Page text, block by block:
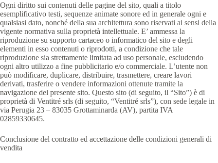
Ogni diritto sui contenuti delle pagine del sito, quali a titolo
esemplificativo testi, sequenze animate sonore ed in generale ogni e
qualsiasi dato, nonché della sua architettura sono riservati ai sensi della
vigente normativa sulla proprietà intellettuale. E’ ammessa la
riproduzione su supporto cartaceo o informatico del sito e degli
elementi in esso contenuti o riprodotti, a condizione che tale
riproduzione sia strettamente limitata ad uso personale, escludendo
ogni altro utilizzo a fine pubblicitario e/o commerciale. L’utente non
può modificare, duplicare, distribuire, trasmettere, creare lavori
derivati, trasferire o vendere informazioni ottenute tramite la
navigazione del presente sito. Questo sito (di seguito, il “Sito”) è di
proprietà di Ventitré srls (di seguito, “Ventitré srls”), con sede legale in
via Perugia 23 – 83035 Grottaminarda (AV), partita IVA
02859330645.
Conclusione del contratto ed accettazione delle condizioni generali di
vendita